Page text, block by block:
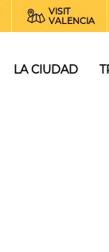
VISIT
VALENCIA
LA CIUDAD